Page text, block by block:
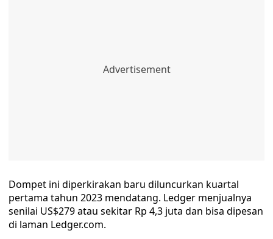
Dompet ini diperkirakan baru diluncurkan kuartal
pertama tahun 2023 mendatang. Ledger menjualnya
senilai US$279 atau sekitar Rp 4,3 juta dan bisa dipesan
di laman Ledger.com.